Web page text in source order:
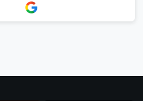
Tak trzymać!